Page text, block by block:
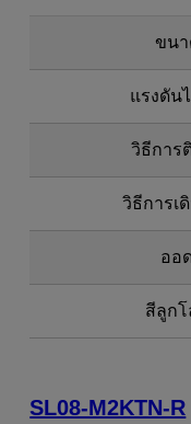
ขนา
แรงดัน
วิธีการ
วิธีการเ
ออด
สีลูกโ
SL08-M2KTN-R